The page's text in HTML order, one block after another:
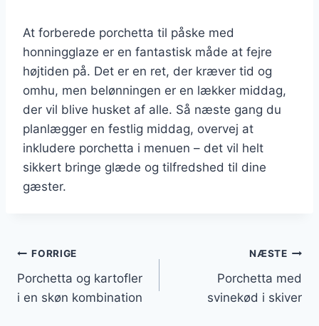
At forberede porchetta til påske med
honningglaze er en fantastisk måde at fejre
højtiden på. Det er en ret, der kræver tid og
omhu, men belønningen er en lækker middag,
der vil blive husket af alle. Så næste gang du
planlægger en festlig middag, overvej at
inkludere porchetta i menuen – det vil helt
sikkert bringe glæde og tilfredshed til dine
gæster.
Indlægsnavigation
FORRIGE
Porchetta og kartofler
i en skøn kombination
NÆSTE
Porchetta med
svinekød i skiver